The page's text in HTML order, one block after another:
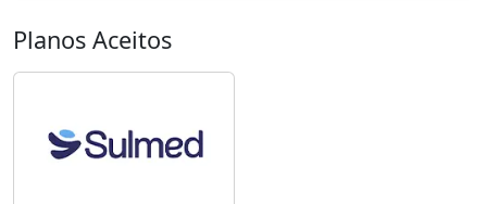
Planos Aceitos